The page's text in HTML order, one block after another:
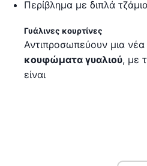
Περίβλημα με διπλά
Γυάλινες κουρτίνες
Αντιπροσωπεύουν μια
κουφώματα γυαλιού, με
είναι